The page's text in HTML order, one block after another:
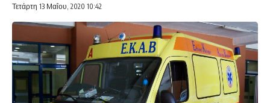
Τετάρτη 13 Μαΐου, 2020 10:42